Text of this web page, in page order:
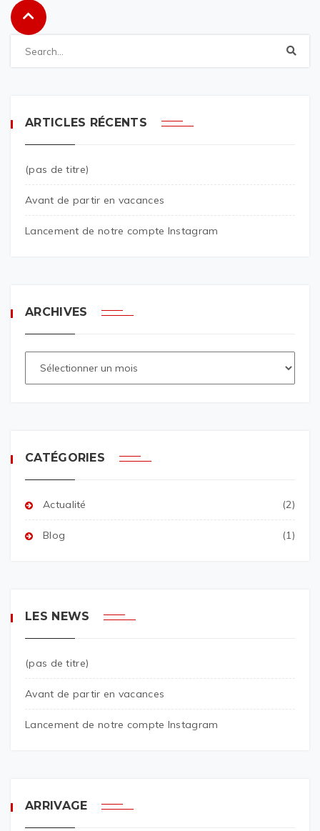
ARTICLES RÉCENTS
(pas de titre)
Avant de partir en vacances
Lancement de notre compte Instagram
ARCHIVES
CATÉGORIES
Actualité (2)
Blog (1)
LES NEWS
(pas de titre)
Avant de partir en vacances
Lancement de notre compte Instagram
ARRIVAGE